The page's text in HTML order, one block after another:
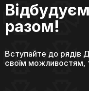
разом!
Вступайте до рядів
своїм